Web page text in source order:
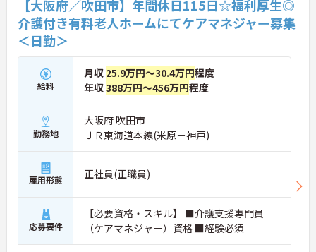
【大阪府／吹田市】年間休日115日☆福利厚生◎
介護付き有料老人ホームにてケアマネジャー募集
＜日勤＞
給料
月収 25.9万円～30.4万円程度
年収388万円～456万円程度
勤務地
大阪府 吹田市
ＪＲ東海道本線(米原－神戸)
雇用形態 正社員(正職員)
応募要件
【必要資格・スキル】 ■介護支援専門員
（ケアマネジャー）資格 ■経験必須